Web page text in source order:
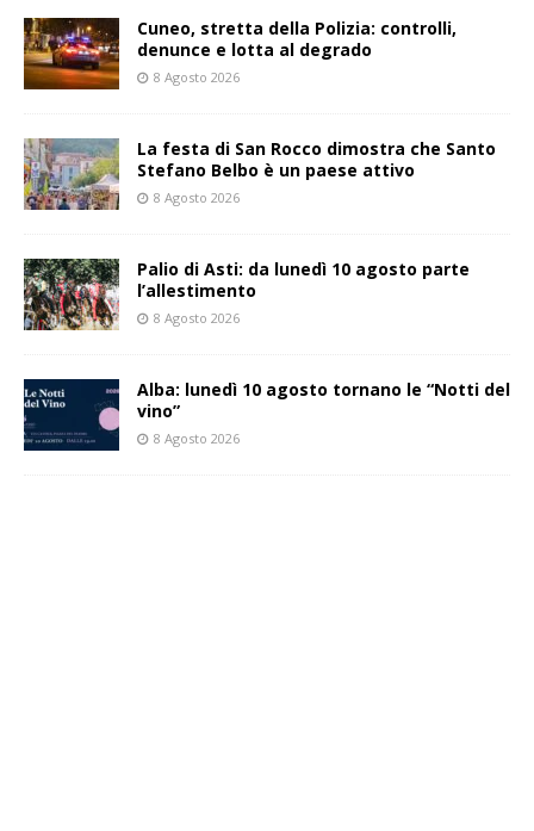
Cuneo, stretta della Polizia: controlli,
denunce e lotta al degrado
8 Agosto 2026
La festa di San Rocco dimostra che Santo
Stefano Belbo è un paese attivo
8 Agosto 2026
Palio di Asti: da lunedì 10 agosto parte
l’allestimento
8 Agosto 2026
Alba: lunedì 10 agosto tornano le “Notti del
vino”
8 Agosto 2026